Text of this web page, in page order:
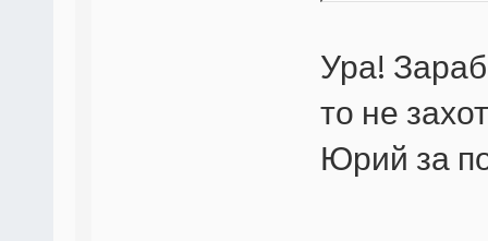
Ура!
то не
Юрий за